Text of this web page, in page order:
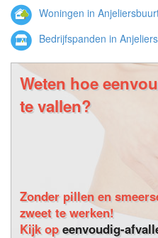
Woningen in
Bedrijfspanden in
Weten hoe
te vallen?
Zonder pillen en
zweet te werken!
Kijk opeenvoudig-